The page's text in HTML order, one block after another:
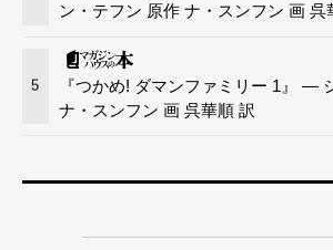
ン・テフン 原作 ナ・スンフン 画 呉
5
『つかめ! ダマンファミリー 1』 —
ナ・スンフン 画 呉華順 訳